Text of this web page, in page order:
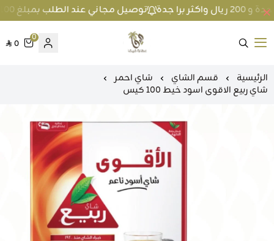
توصيل مجاني عند الطلب بمبلغ 100 ريال واكثر داخل جدة و 200 ريال واكثر برا جدة
متجر عطارة فيفا
0
0
الرئيسية قسم الشاي
شاي احمر
شاي ربيع الاقوى اسود خيط 100 كيس